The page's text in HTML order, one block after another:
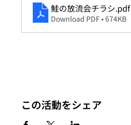
鮭の放流会チラシ.pdf
Download PDF • 674KB
この活動をシェア